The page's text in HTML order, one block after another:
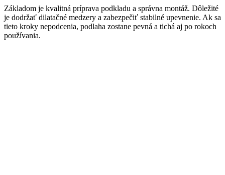
Základom je kvalitná príprava podkladu a správna montáž. Dôležité
je dodržať dilatačné medzery a zabezpečiť stabilné upevnenie. Ak sa
tieto kroky nepodcenia, podlaha zostane pevná a tichá aj po rokoch
používania.